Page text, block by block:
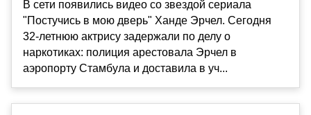
В сети появились видео со звездой сериала
"Постучись в мою дверь" Ханде Эрчел. Сегодня
32-летнюю актрису задержали по делу о
наркотиках: полиция арестовала Эрчел в
аэропорту Стамбула и доставила в уч...